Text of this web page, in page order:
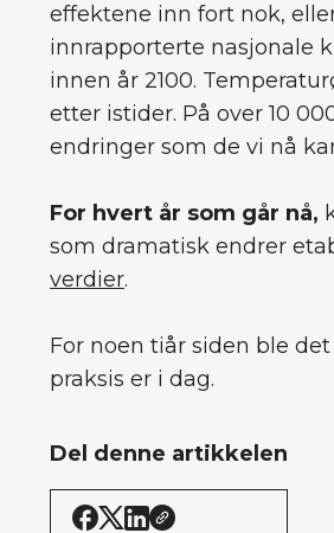
effektene inn fort nok,
innrapporterte nasjonale
innen år 2100.
etter istider. På over 10
endringer som de vi nå
For hvert år som går nå,
som dramatisk endrer
verdier.
For noen tiår siden ble
praksis er i dag.
Del denne artikkelen